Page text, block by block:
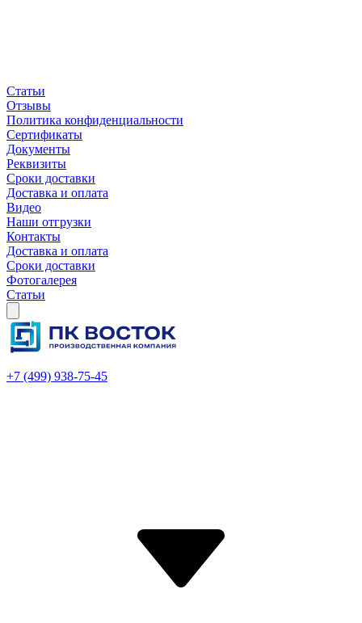
Статьи
Отзывы
Политика конфиденциальности
Сертификаты
Документы
Реквизиты
Сроки доставки
Доставка и оплата
Видео
Наши отгрузки
Контакты
Доставка и оплата
Сроки доставки
Фотогалерея
Статьи
+7 (499) 938-75-45